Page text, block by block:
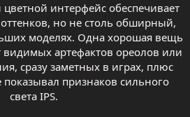
интерфейс обеспечивает
но не столь обширный,
моделях. Одна хорошая вещь
видимых артефактов ореолов или
сразу заметных в играх, плюс
признаков сильного
света IPS.